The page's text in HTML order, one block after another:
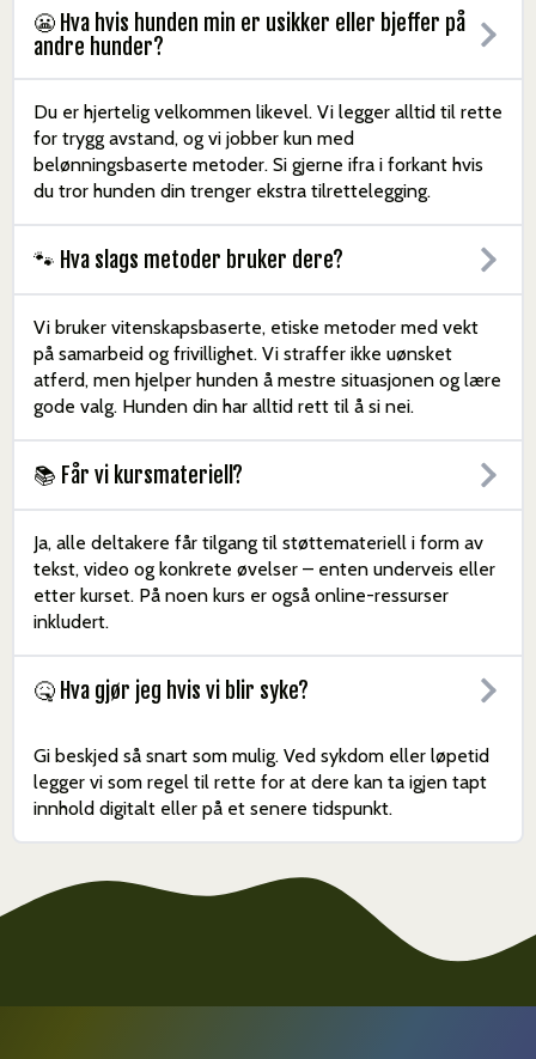
😬 Hva hvis hunden min er usikker eller bjeffer på
andre hunder?
Du er hjertelig velkommen likevel. Vi legger alltid til rette
for trygg avstand, og vi jobber kun med
belønningsbaserte metoder. Si gjerne ifra i forkant hvis
du tror hunden din trenger ekstra tilrettelegging.
🐾 Hva slags metoder bruker dere?
Vi bruker vitenskapsbaserte, etiske metoder med vekt
på samarbeid og frivillighet. Vi straffer ikke uønsket
atferd, men hjelper hunden å mestre situasjonen og lære
gode valg. Hunden din har alltid rett til å si nei.
📚 Får vi kursmateriell?
Ja, alle deltakere får tilgang til støttemateriell i form av
tekst, video og konkrete øvelser – enten underveis eller
etter kurset. På noen kurs er også online-ressurser
inkludert.
🤒 Hva gjør jeg hvis vi blir syke?
Gi beskjed så snart som mulig. Ved sykdom eller løpetid
legger vi som regel til rette for at dere kan ta igjen tapt
innhold digitalt eller på et senere tidspunkt.